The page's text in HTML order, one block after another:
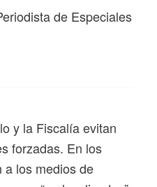
de Especiales
y la Fiscalía evitan
forzadas. En los
a los medios de